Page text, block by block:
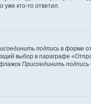
уже кто-то ответил.
подпись в форме
выбор в параграфе
Присоединить подпись